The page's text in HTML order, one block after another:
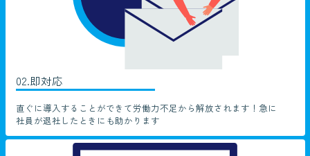
02.即対応
直ぐに導入することができて労働力不足から解放されます！急に
社員が退社したときにも助かります